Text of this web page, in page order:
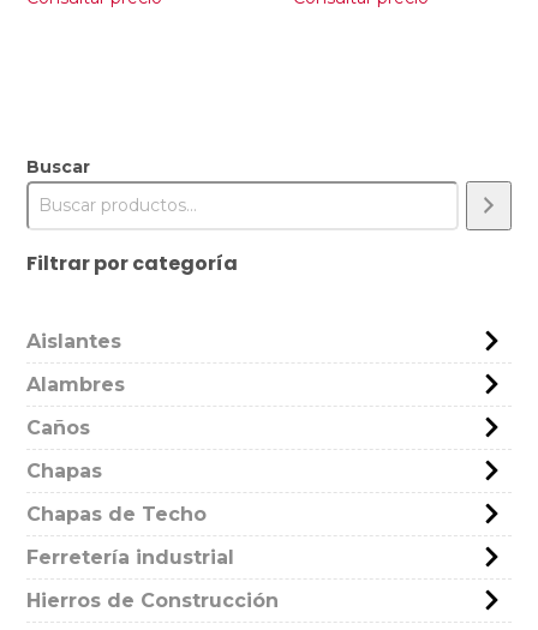
Buscar
Filtrar por categoría
Aislantes
Alambres
Caños
Chapas
Chapas de Techo
Ferretería industrial
Hierros de Construcción